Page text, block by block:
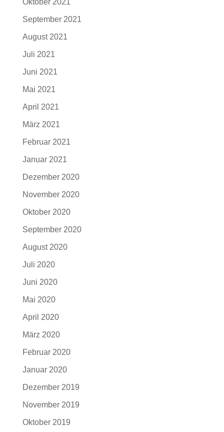
Oktober 2021
September 2021
August 2021
Juli 2021
Juni 2021
Mai 2021
April 2021
März 2021
Februar 2021
Januar 2021
Dezember 2020
November 2020
Oktober 2020
September 2020
August 2020
Juli 2020
Juni 2020
Mai 2020
April 2020
März 2020
Februar 2020
Januar 2020
Dezember 2019
November 2019
Oktober 2019